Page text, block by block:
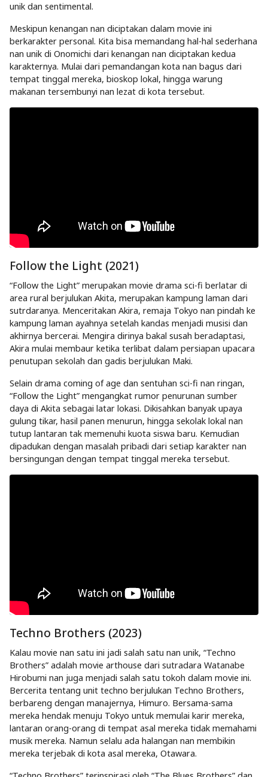
unik dan sentimental.
Meskipun kenangan nan diciptakan dalam movie ini
berkarakter personal. Kita bisa memandang hal-hal sederhana
nan unik di Onomichi dari kenangan nan diciptakan kedua
karakternya. Mulai dari pemandangan kota nan bagus dari
tempat tinggal mereka, bioskop lokal, hingga warung
makanan tersembunyi nan lezat di kota tersebut.
Follow the Light (2021)
“Follow the Light” merupakan movie drama sci-fi berlatar di
area rural berjulukan Akita, merupakan kampung laman dari
sutrdaranya. Menceritakan Akira, remaja Tokyo nan pindah ke
kampung laman ayahnya setelah kandas menjadi musisi dan
akhirnya bercerai. Mengira dirinya bakal susah beradaptasi,
Akira mulai membaur ketika terlibat dalam persiapan upacara
penutupan sekolah dan gadis berjulukan Maki.
Selain drama coming of age dan sentuhan sci-fi nan ringan,
“Follow the Light” mengangkat rumor penurunan sumber
daya di Akita sebagai latar lokasi. Dikisahkan banyak upaya
gulung tikar, hasil panen menurun, hingga sekolak lokal nan
tutup lantaran tak memenuhi kuota siswa baru. Kemudian
dipadukan dengan masalah pribadi dari setiap karakter nan
bersingungan dengan tempat tinggal mereka tersebut.
Techno Brothers (2023)
Kalau movie nan satu ini jadi salah satu nan unik, “Techno
Brothers” adalah movie arthouse dari sutradara Watanabe
Hirobumi nan juga menjadi salah satu tokoh dalam movie ini.
Bercerita tentang unit techno berjulukan Techno Brothers,
berbareng dengan manajernya, Himuro. Bersama-sama
mereka hendak menuju Tokyo untuk memulai karir mereka,
lantaran orang-orang di tempat asal mereka tidak memahami
musik mereka. Namun selalu ada halangan nan membikin
mereka terjebak di kota asal mereka, Otawara.